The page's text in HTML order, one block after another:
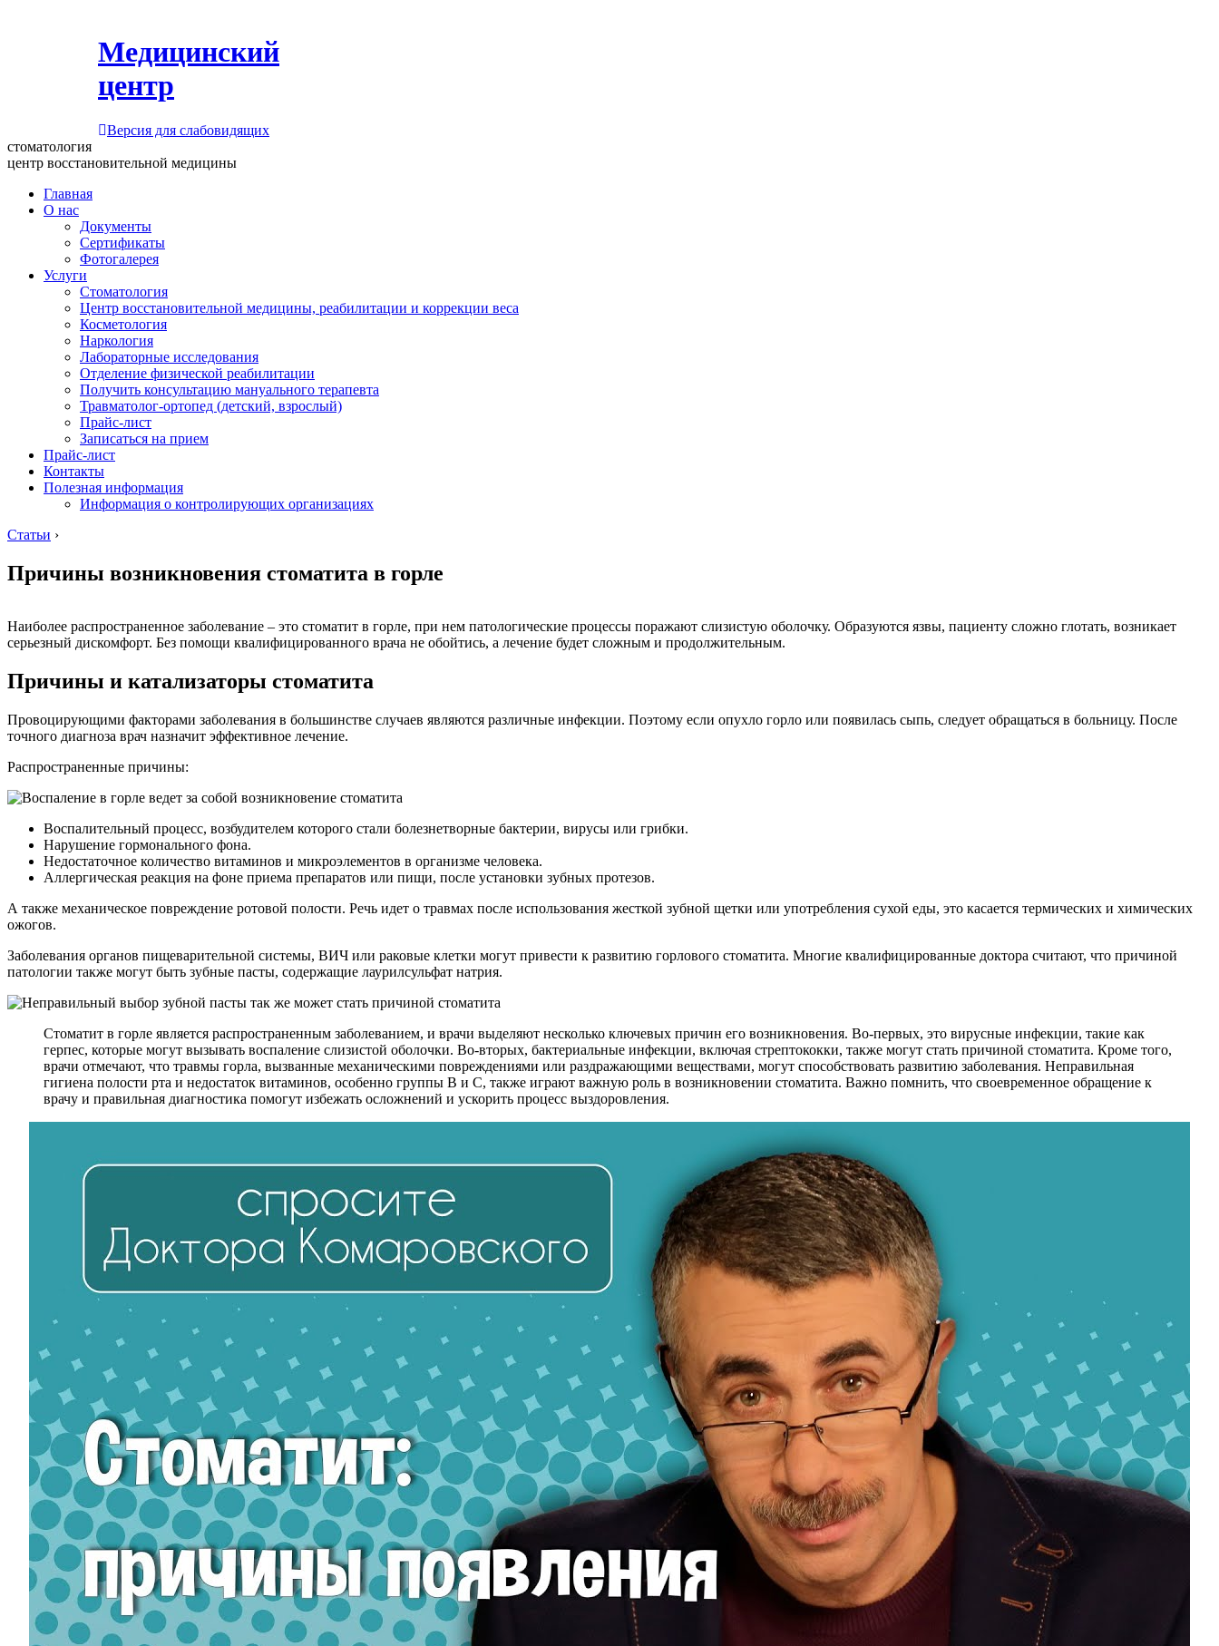
Медицинский
центр
Версия для слабовидящих
стоматология
центр восстановительной медицины
Главная
О нас
Документы
Сертификаты
Фотогалерея
Услуги
Стоматология
Центр восстановительной медицины, реабилитации и коррекции веса
Косметология
Наркология
Лабораторные исследования
Отделение физической реабилитации
Получить консультацию мануального терапевта
Травматолог-ортопед (детский, взрослый)
Прайс-лист
Записаться на прием
Прайс-лист
Контакты
Полезная информация
Информация о контролирующих организациях
Статьи ›
Причины возникновения стоматита в горле
Наиболее распространенное заболевание – это стоматит в горле, при нем патологические процессы поражают слизистую оболочку. Образуются язвы, пациенту сложно глотать, возникает
серьезный дискомфорт. Без помощи квалифицированного врача не обойтись, а лечение будет сложным и продолжительным.
Причины и катализаторы стоматита
Провоцирующими факторами заболевания в большинстве случаев являются различные инфекции. Поэтому если опухло горло или появилась сыпь, следует обращаться в больницу. После
точного диагноза врач назначит эффективное лечение.
Распространенные причины:
Воспалительный процесс, возбудителем которого стали болезнетворные бактерии, вирусы или грибки.
Нарушение гормонального фона.
Недостаточное количество витаминов и микроэлементов в организме человека.
Аллергическая реакция на фоне приема препаратов или пищи, после установки зубных протезов.
А также механическое повреждение ротовой полости. Речь идет о травмах после использования жесткой зубной щетки или употребления сухой еды, это касается термических и химических
ожогов.
Заболевания органов пищеварительной системы, ВИЧ или раковые клетки могут привести к развитию горлового стоматита. Многие квалифицированные доктора считают, что причиной
патологии также могут быть зубные пасты, содержащие лаурилсульфат натрия.
Стоматит в горле является распространенным заболеванием, и врачи выделяют несколько ключевых причин его возникновения. Во-первых, это вирусные инфекции, такие как
герпес, которые могут вызывать воспаление слизистой оболочки. Во-вторых, бактериальные инфекции, включая стрептококки, также могут стать причиной стоматита. Кроме того,
врачи отмечают, что травмы горла, вызванные механическими повреждениями или раздражающими веществами, могут способствовать развитию заболевания. Неправильная
гигиена полости рта и недостаток витаминов, особенно группы B и C, также играют важную роль в возникновении стоматита. Важно помнить, что своевременное обращение к
врачу и правильная диагностика помогут избежать осложнений и ускорить процесс выздоровления.